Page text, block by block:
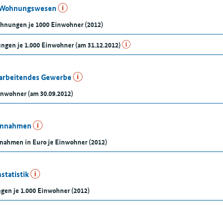
je 1000 Einwohner (2012)
je 1.000 Einwohner (am 31.12.2012)
Gewerbe
(am 30.09.2012)
in Euro je Einwohner (2012)
je 1.000 Einwohner (2012)